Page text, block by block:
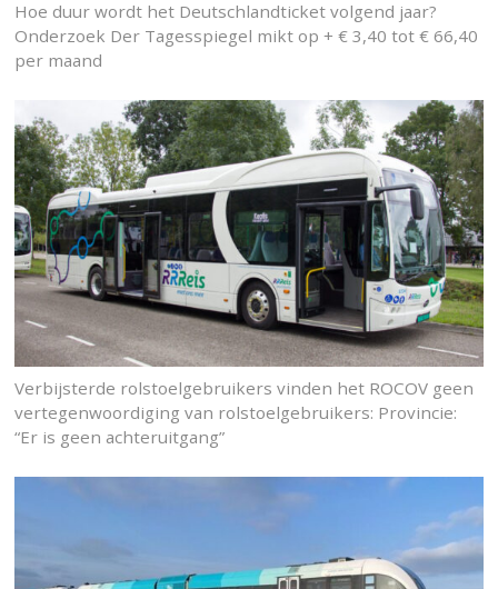
Hoe duur wordt het Deutschlandticket volgend jaar?
Onderzoek Der Tagesspiegel mikt op + € 3,40 tot € 66,40
per maand
Verbijsterde rolstoelgebruikers vinden het ROCOV geen
vertegenwoordiging van rolstoelgebruikers: Provincie:
“Er is geen achteruitgang”